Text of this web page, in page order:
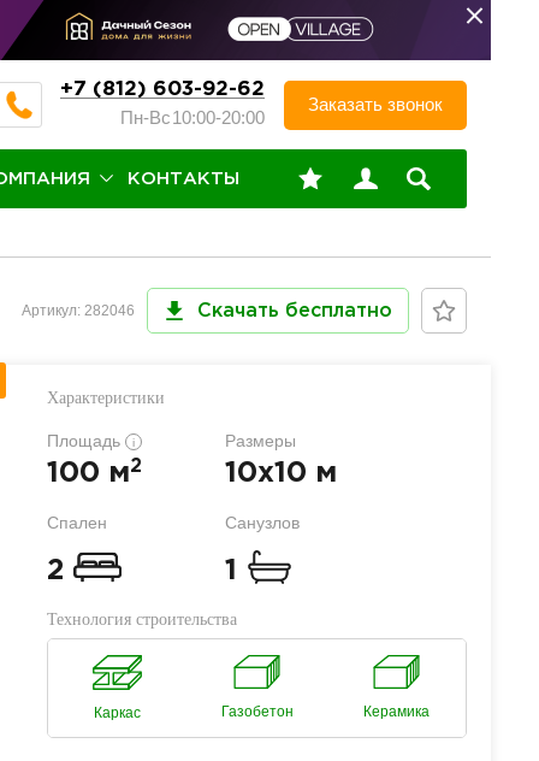
+7 (812) 603-92-62
Пн-Вс10:00-20:00
Заказать звонок
КОНТАКТЫ
Артикул: 282046 Скачать бесплатно
Характеристики
Площадь i
100 м2
Размеры
10x10 м
Спален
2
Санузлов
1
Технология строительства
Каркас Газобетон Керамика